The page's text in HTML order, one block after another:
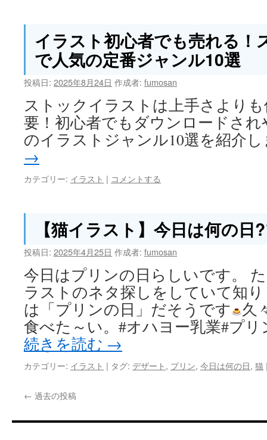
イラスト初心者でも売れる！
で人気の定番ジャンル10選
投稿日: 2025年8月24日 作成者: fumosan
ストックイラストは上手さより
要！初心者でもダウンロードさ
のイラストジャンル10選を紹介
→
カテゴリー: イラスト | コメントする
【猫イラスト】今日は何の
投稿日: 2025年4月25日 作成者: fumosan
今日はプリンの日らしいです。
ラストのネタ探しをしていて知
は「プリンの日」だそうです
久
食べた～い。#オハヨー乳業#プ
続きを読む →
カテゴリー: イラスト | タグ: デザート, プリン, 今日は何の日, 猫
← 過去の投稿